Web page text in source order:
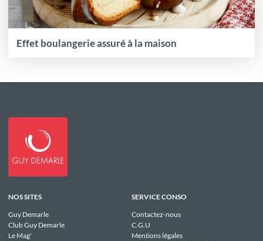
Effet boulangerie assuré à la maison
NOS SITES
Guy Demarle
Club Guy Demarle
Le Mag'
SERVICE CONSO
Contactez-nous
C.G.U
Mentions légales